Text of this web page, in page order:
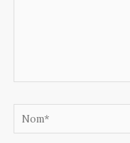
Nom*